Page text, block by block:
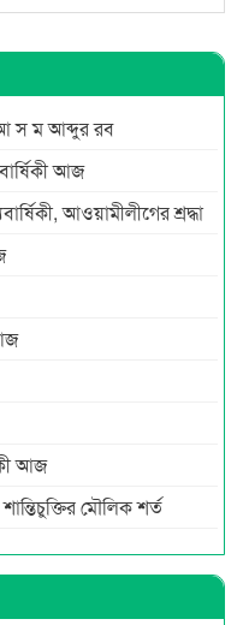
স ম আব্দুর রব
আজ
আওয়ামীলীগের শ্রদ্ধা
আজ
মৌলিক শর্ত